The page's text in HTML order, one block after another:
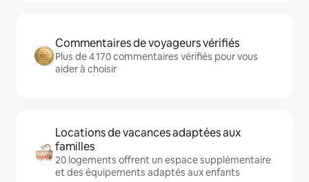
Commentaires de voyageurs vérifiés
Plus de 4 170 commentaires vérifiés pour vous
aider à choisir
Locations de vacances adaptées aux
familles
20 logements offrent un espace supplémentaire
et des équipements adaptés aux enfants